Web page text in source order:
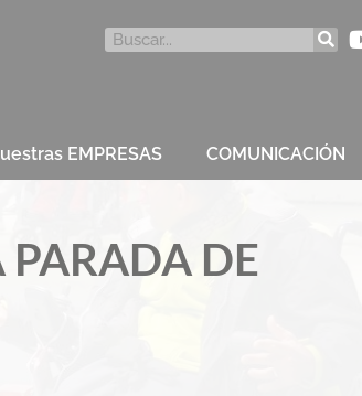
Buscar
EMPRESAS COMUNICACIÓN
PARADA DE